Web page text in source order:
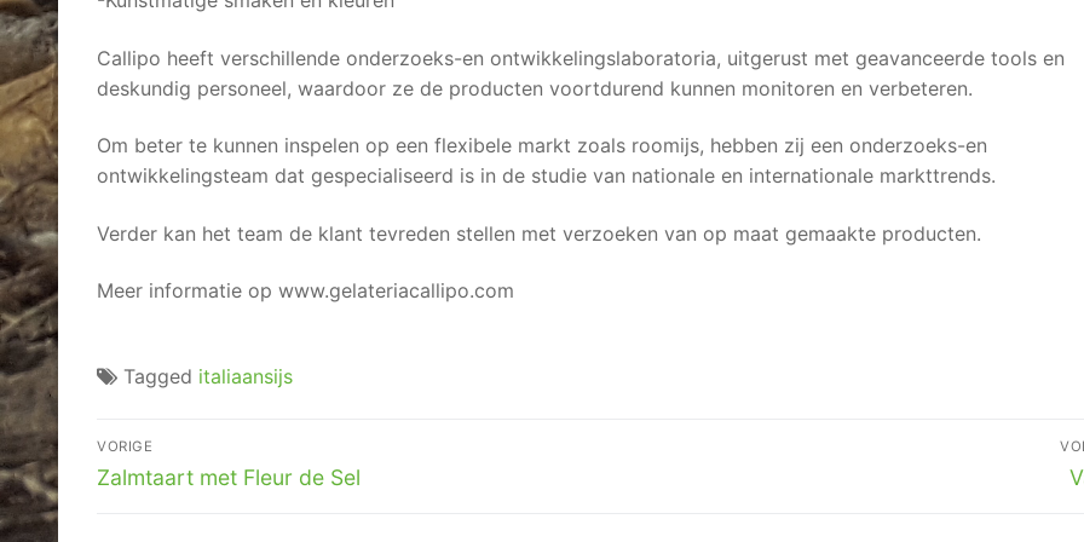
Callipo heeft verschillende onderzoeks-en ontwikkelingslaboratoria, uitgerust met geavanceerde tools en
deskundig personeel, waardoor ze de producten voortdurend kunnen monitoren en verbeteren.
Om beter te kunnen inspelen op een flexibele markt zoals roomijs, hebben zij een onderzoeks-en
ontwikkelingsteam dat gespecialiseerd is in de studie van nationale en internationale markttrends.
Verder kan het team de klant tevreden stellen met verzoeken van op maat gemaakte producten.
Meer informatie op www.gelateriacallipo.com
Tagged italiaansijs
Berichtnavigatie
VORIGE
Vorig
Zalmtaart met Fleur de Sel